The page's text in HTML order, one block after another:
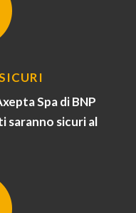
Spa di BNP
saranno sicuri al